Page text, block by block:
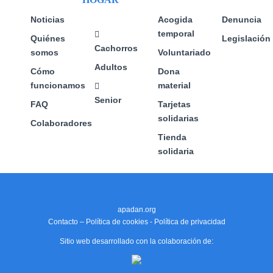
página
producto
de
Noticias
Quiénes
somos
Cómo
funcionamos
FAQ
Colaboradores
Cachorros
Adultos
Senior
Acogida
temporal
Voluntariado
Dona
material
Tarjetas
solidarias
Tienda
solidaria
Denuncia
Legislación
apadan.org
Contacto– Política de cookies- Política de privacidad
Sitio web desarrollado con la colaboración de: